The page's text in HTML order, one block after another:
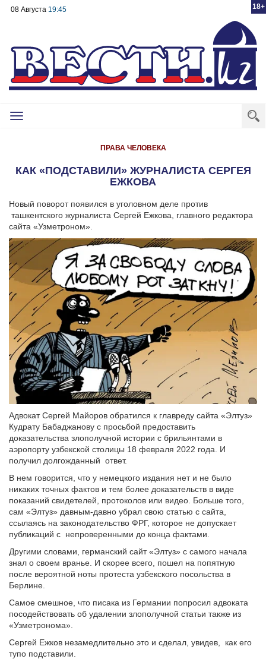
18+
08 Августа 19:45
Toggle
ПРАВА ЧЕЛОВЕКА
КАК «ПОДСТАВИЛИ» ЖУРНАЛИСТА СЕРГЕЯ
ЕЖКОВА
Новый поворот появился в уголовном деле против
ташкентского журналиста Сергей Ежкова, главного редактора
сайта «Узметроном».
Адвокат Сергей Майоров обратился к главреду сайта «Элтуз»
Кудрату Бабаджанову с просьбой предоставить
доказательства злополучной истории с брильянтами в
аэропорту узбекской столицы 18 февраля 2022 года. И
получил долгожданный ответ.
В нем говорится, что у немецкого издания нет и не было
никаких точных фактов и тем более доказательств в виде
показаний свидетелей, протоколов или видео. Больше того,
сам «Элтуз» давным-давно убрал свою статью с сайта,
ссылаясь на законодательство ФРГ, которое не допускает
публикаций с непроверенными до конца фактами.
Другими словами, германский сайт «Элтуз» с самого начала
знал о своем вранье. И скорее всего, пошел на попятную
после вероятной ноты протеста узбекского посольства в
Берлине.
Самое смешное, что писака из Германии попросил адвоката
посодействовать об удалении злополучной статьи также из
«Узметронома».
Сергей Ежков незамедлительно это и сделал, увидев, как его
тупо подставили.